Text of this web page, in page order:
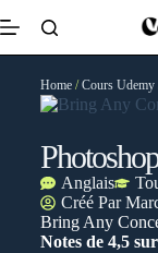
Home/Cours Udemy
Anglais
Créé Par
Bring Any
Notes de 4,5